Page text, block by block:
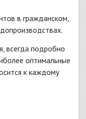
в гражданском,
всегда подробно
оптимальные
к каждому